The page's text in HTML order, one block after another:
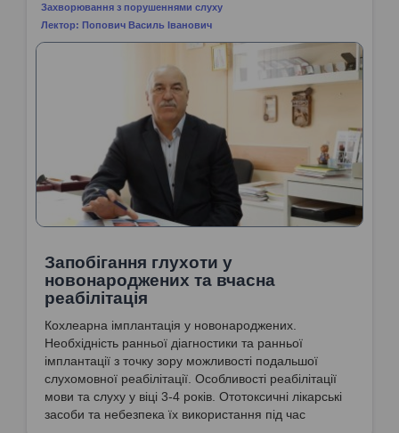
Захворювання з порушеннями слуху
Лектор: Попович Василь Іванович
Запобігання глухоти у
новонароджених та вчасна
реабілітація
Кохлеарна імплантація у новонароджених.
Необхідність ранньої діагностики та ранньої
імплантації з точку зору можливості подальшої
слухомовної реабілітації. Особливості реабілітації
мови та слуху у віці 3-4 років. Ототоксичні лікарські
засоби та небезпека їх використання під час